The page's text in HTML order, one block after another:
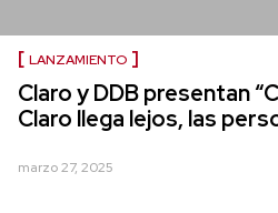
LANZAMIENTO
Claro y DDB presentan
Claro llega lejos, las
marzo 27, 2025